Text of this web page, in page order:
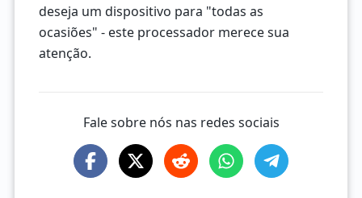
deseja um dispositivo para "todas as
ocasiões" - este processador merece sua
atenção.
Fale sobre nós nas redes sociais